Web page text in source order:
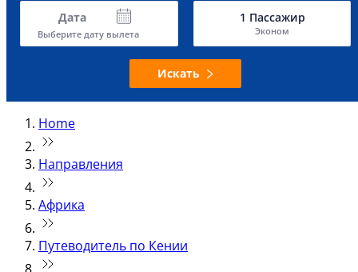
Дата
Выберите дату вылета
1 Пассажир
Эконом
Искать
Home
Направления
Африка
Путеводитель по Кении